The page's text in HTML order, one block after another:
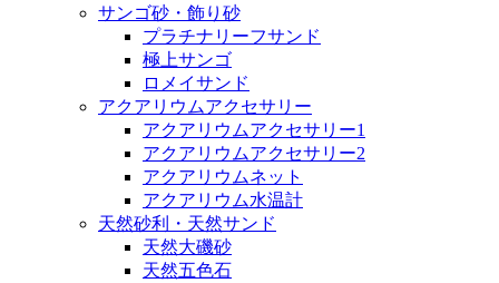
サンゴ砂・飾り砂
プラチナリーフサンド
極上サンゴ
ロメイサンド
アクアリウムアクセサリー
アクアリウムアクセサリー1
アクアリウムアクセサリー2
アクアリウムネット
アクアリウム水温計
天然砂利・天然サンド
天然大磯砂
天然五色石